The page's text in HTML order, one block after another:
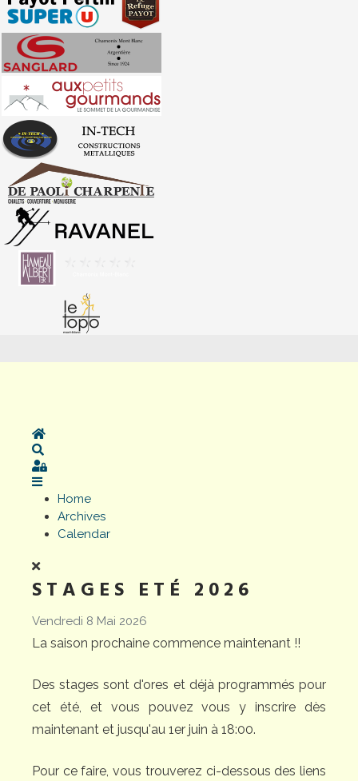
Home
Sign In
Home
Archives
Calendar
STAGES ETÉ 2026
Vendredi 8 Mai 2026
La saison prochaine commence maintenant !!
Des stages sont d'ores et déjà programmés pour
cet été, et vous pouvez vous y inscrire dès
maintenant et jusqu'au 1er juin à 18:00.
Pour ce faire, vous trouverez ci-dessous des liens